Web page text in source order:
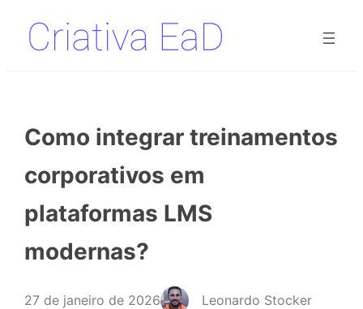
Pular
para
Como integrar treinamentos
corporativos em
plataformas LMS
modernas?
27 de janeiro de 2026 Leonardo Stocker